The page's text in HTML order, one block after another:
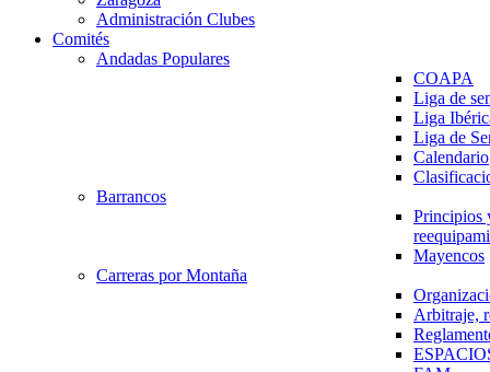
Administración Clubes
Comités
Andadas Populares
COAPA
Liga de
Liga
Liga de
Calendario
Barrancos
Principios
Mayencos
Carreras por Montaña
Arbitraje,